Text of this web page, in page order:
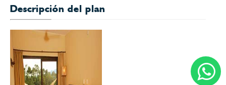
Descripción del plan